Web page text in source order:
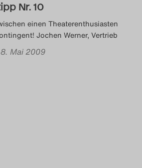
Nr. 10
einen Theaterenthusiasten
Jochen Werner, Vertrieb
Mai 2009